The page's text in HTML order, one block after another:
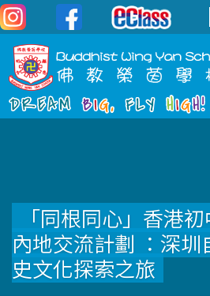
移至主內容
「同根同心」香港
內地交流計劃 ：深
史文化探索之旅